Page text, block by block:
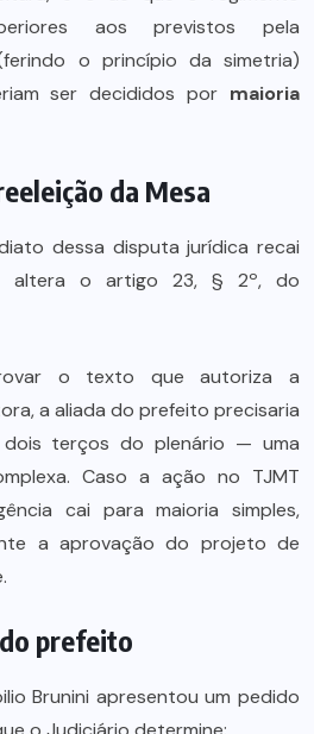
aos previstos pela
o princípio da simetria)
ser decididos por maioria
da Mesa
dessa disputa jurídica recai
altera o artigo 23, § 2º, do
o texto que autoriza a
a aliada do prefeito precisaria
terços do plenário — uma
Caso a ação no TJMT
cai para maioria simples,
a aprovação do projeto de
prefeito
Brunini apresentou um pedido